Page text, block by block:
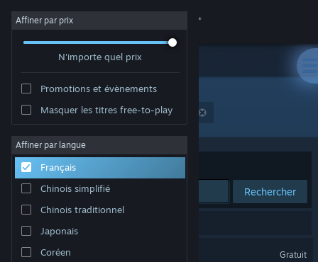
Se connecter
Magasin
À propos
Support
Changer la langue
Télécharger l'application mobile Steam
Affiner par prix
N'importe quel prix
Promotions et évènements
Masquer les titres free-to-play
Affiner par langue
Français
Chinois simplifié
Chinois traditionnel
Japonais
Coréen
Développement : Second Dinner Studios, Inc.
Trier par Pertinence
Rechercher
Gratuit